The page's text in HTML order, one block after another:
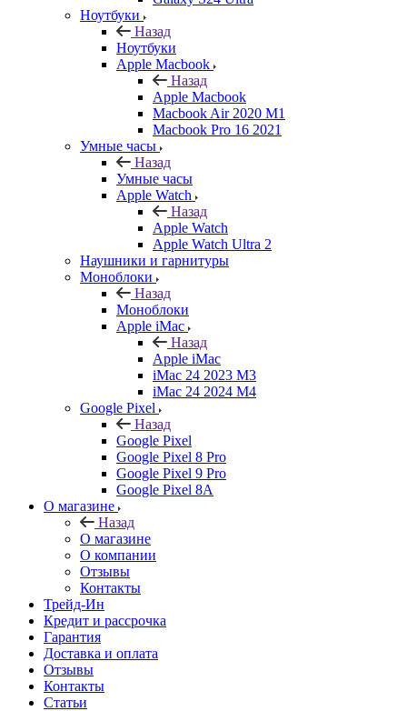
Ноутбуки
Назад
Ноутбуки
Apple Macbook
Назад
Apple Macbook
Macbook Air 2020 M1
Macbook Pro 16 2021
Умные часы
Назад
Умные часы
Apple Watch
Назад
Apple Watch
Apple Watch Ultra 2
Наушники и гарнитуры
Моноблоки
Назад
Моноблоки
Apple iMac
Назад
Apple iMac
iMac 24 2023 M3
iMac 24 2024 M4
Google Pixel
Назад
Google Pixel
Google Pixel 8 Pro
Google Pixel 9 Pro
Google Pixel 8A
О магазине
Назад
О магазине
О компании
Отзывы
Контакты
Трейд-Ин
Кредит и рассрочка
Гарантия
Доставка и оплата
Отзывы
Контакты
Статьи